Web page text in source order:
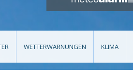
WETTERWARNUNGEN KLIMA